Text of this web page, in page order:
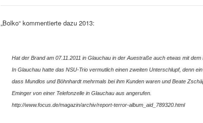
„Bolko“ kommentierte dazu 2013:
Hat der Brand am 07.11.2011 in Glauchau in der Auestraße auch etwas mit dem
In Glauchau hatte das NSU-Trio vermutlich einen zweiten Unterschlupf, denn
dass Mundlos und Böhnhardt mehrmals bei ihm Kunden waren und Beate
Eminger von einer Telefonzelle in Glauchau aus angerufen.
http://www.focus.de/magazin/archiv/report-terror-album_aid_789320.html